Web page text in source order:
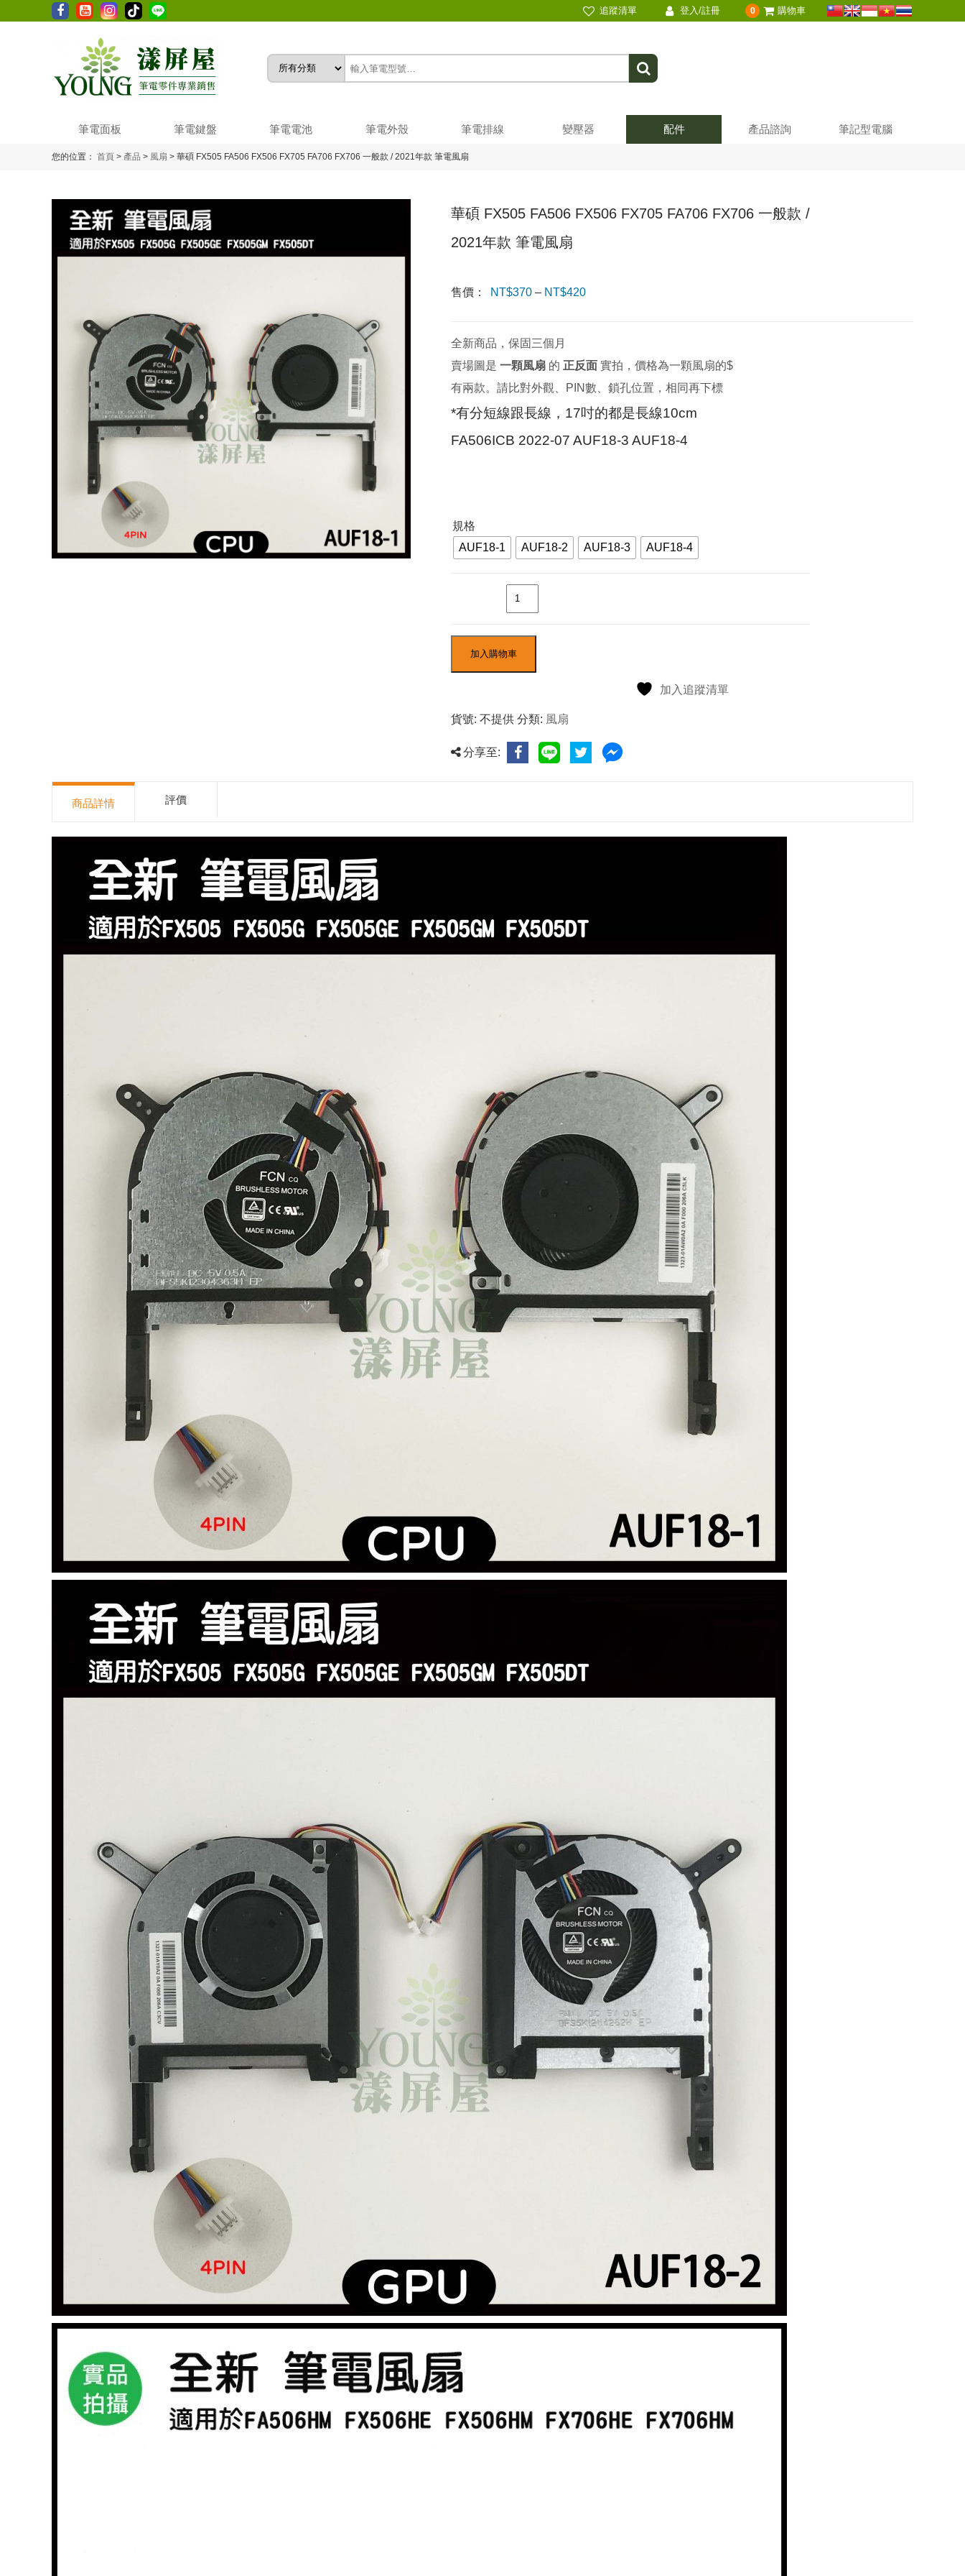
追蹤清單 登入/註冊 0 購物車
筆電面板 筆電鍵盤 筆電電池 筆電外殼 筆電排線 變壓器 配件 產品諮詢 筆記型電腦
您的位置： 首頁 > 產品 > 風扇 > 華碩 FX505 FA506 FX506 FX705 FA706 FX706 一般款 / 2021年款 筆電風扇
華碩 FX505 FA506 FX506 FX705 FA706 FX706 一般款 /
2021年款 筆電風扇
售價： NT$370 – NT$420價格範
NT$420
全新商品，保固三個月
賣場圖是一顆風扇 的 正反面實拍，價格為一顆風扇的$
有兩款。請比對外觀、PIN數、鎖孔位置，相同再下標
*有分短線跟長線，17吋的都是長線10cm
FA506ICB 2022-07 AUF18-3 AUF18-4
規格
AUF18-1
AUF18-2 AUF18-3 AUF18-4
加入購物車
加入追蹤清單
貨號:不提供 分類: 風扇
分享至:
商品詳情 評價